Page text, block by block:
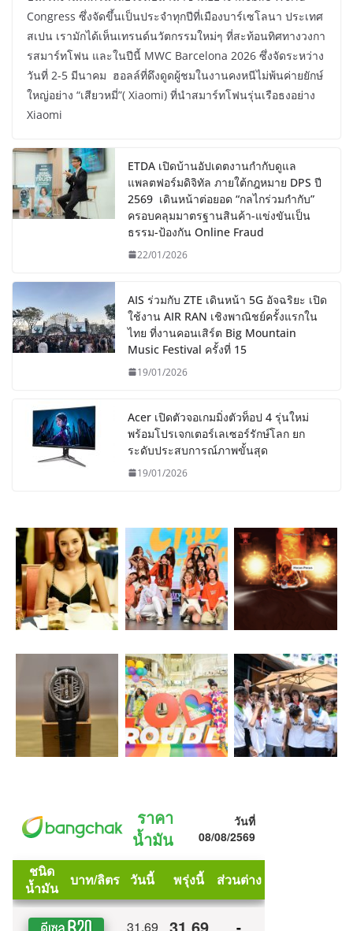
Congress ซึ่งจัดขึ้นเป็นประจำทุกปีที่เมืองบาร์เซโลนา ประเทศ
สเปน เรามักได้เห็นเทรนด์นวัตกรรมใหม่ๆ ที่สะท้อนทิศทางวงกา
รสมาร์ทโฟน และในปีนี้ MWC Barcelona 2026 ซึ่งจัดระหว่าง
วันที่ 2-5 มีนาคม ฮอลล์ที่ดึงดูดผู้ชมในงานคงหนีไม่พ้นค่ายยักษ์
ใหญ่อย่าง “เสียวหมี่”( Xiaomi) ที่นำสมาร์ทโฟนรุ่นเรือธงอย่าง
Xiaomi
ETDA เปิดบ้านอัปเดตงานกำกับดูแล
แพลตฟอร์มดิจิทัล ภายใต้กฎหมาย DPS ปี
2569 เดินหน้าต่อยอด “กลไกร่วมกำกับ”
ครอบคลุมมาตรฐานสินค้า-แข่งขันเป็น
ธรรม-ป้องกัน Online Fraud
22/01/2026
AIS ร่วมกับ ZTE เดินหน้า 5G อัจฉริยะ เปิด
ใช้งาน AIR RAN เชิงพาณิชย์ครั้งแรกใน
ไทย ที่งานคอนเสิร์ต Big Mountain
Music Festival ครั้งที่ 15
19/01/2026
Acer เปิดตัวจอเกมมิ่งตัวท็อป 4 รุ่นใหม่
พร้อมโปรเจกเตอร์เลเซอร์รักษ์โลก ยก
ระดับประสบการณ์ภาพขั้นสุด
19/01/2026